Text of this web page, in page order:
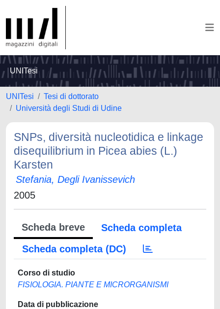
UNITesi
UNITesi
Tesi di dottorato
Università degli Studi di Udine
SNPs, diversità nucleotidica e linkage
disequilibrium in Picea abies (L.)
Karsten
Stefania, Degli Ivanissevich
2005
Scheda breve
Scheda completa
Scheda completa (DC)
Corso di studio
FISIOLOGIA. PIANTE E MICRORGANISMI
Data di pubblicazione